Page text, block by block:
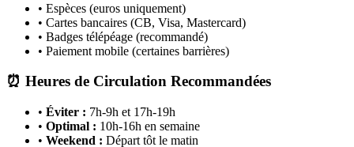
• Espèces (euros uniquement)
• Cartes bancaires (CB, Visa, Mastercard)
• Badges télépéage (recommandé)
• Paiement mobile (certaines barrières)
⏰ Heures de Circulation Recommandées
• Éviter : 7h-9h et 17h-19h
• Optimal : 10h-16h en semaine
• Weekend : Départ tôt le matin